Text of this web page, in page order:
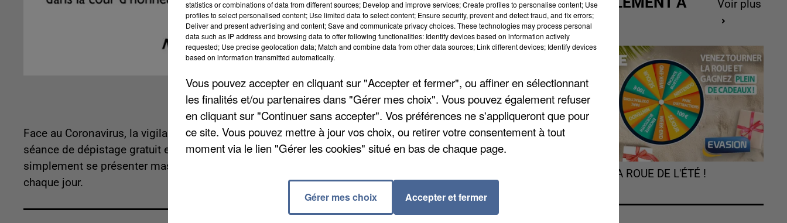
Face au Coronavirus, la vigilance semble toujours de mise, même en période de déconfinement. Une
séance de dépistage gratuit est ouverte à tous ce matin, demain après-midi et vendredi matin. Il faut
simplement se présenter masqué et avec sa carte Vitale. En tout, 50 personnes pourront être testées
chaque jour.
GAGNER
Voir plus
TOURNEZ LA ROUE DE L'ÉTÉ !
statistics or combinations of data from different sources; Develop and improve services; Create profiles to personalise content; Use
profiles to select personalised content; Use limited data to select content; Ensure security, prevent and detect fraud, and fix errors;
Deliver and present advertising and content; Save and communicate privacy choices. These technologies may process personal
data such as IP address and browsing data to offer following functionalities: Identify devices based on information actively
requested; Use precise geolocation data; Match and combine data from other data sources; Link different devices; Identify devices
based on information transmitted automatically.
Vous pouvez accepter en cliquant sur "Accepter et fermer", ou affiner en sélectionnant
les finalités et/ou partenaires dans "Gérer mes choix". Vous pouvez également refuser
en cliquant sur "Continuer sans accepter". Vos préférences ne s'appliqueront que pour
ce site. Vous pouvez mettre à jour vos choix, ou retirer votre consentement à tout
moment via le lien "Gérer les cookies" situé en bas de chaque page.
Gérer mes choix Accepter et fermer